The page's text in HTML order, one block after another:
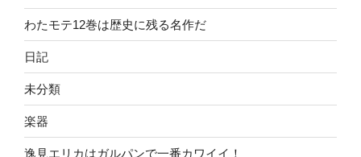
わたモテ12巻は歴史に残る名作だ
日記
未分類
楽器
逸見エリカはガルパンで一番カワイイ！